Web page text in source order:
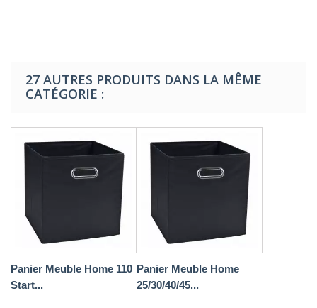
27 AUTRES PRODUITS DANS LA MÊME
CATÉGORIE :
Panier Meuble Home 110
Start...
Panier Meuble Home
25/30/40/45...